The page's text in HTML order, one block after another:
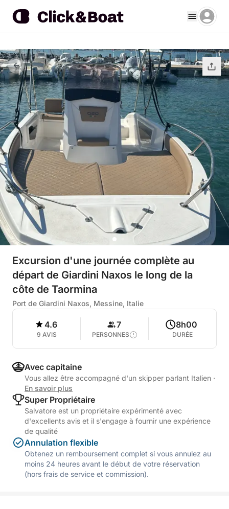
Excursion d'une journée complète au
départ de Giardini Naxos le long de la
côte de Taormina
Port de Giardini Naxos, Messine, Italie
4.6
9 AVIS
7
PERSONNES
8h00
DURÉE
Avec capitaine
Vous allez être accompagné d'un skipper parlant Italien ·
En savoir plus
Super Propriétaire
Salvatore est un propriétaire expérimenté avec
d'excellents avis et il s'engage à fournir une expérience
de qualité
Annulation flexible
Obtenez un remboursement complet si vous annulez au
moins 24 heures avant le début de votre réservation
(hors frais de service et commission).